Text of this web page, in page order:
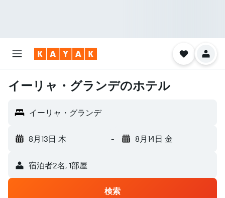
イーリャ・グランデのホテル
イーリャ・グランデ
8月13日 木 - 8月14日 金
宿泊者2名, 1​部屋
検索